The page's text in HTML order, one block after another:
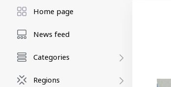
Home page
News feed
Categories
Regions